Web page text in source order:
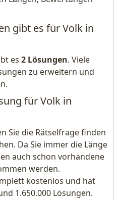
gibt es für Volk in
es 2 Lösungen. Viele
zu erweitern und
für Volk in
Sie die Rätselfrage finden
Da Sie immer die Länge
auch schon vorhandene
werden.
kostenlos und hat
1.650.000 Lösungen.